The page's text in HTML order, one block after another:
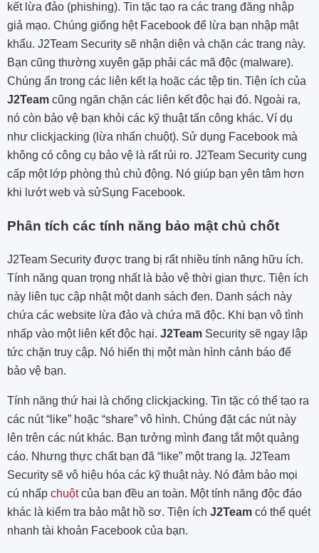
kết lừa đảo (phishing). Tin tặc tạo ra các trang đăng nhập
giả mạo. Chúng giống hệt Facebook để lừa bạn nhập mật
khẩu. J2Team Security sẽ nhận diện và chặn các trang này.
Bạn cũng thường xuyên gặp phải các mã độc (malware).
Chúng ẩn trong các liên kết lạ hoặc các tệp tin. Tiện ích của
J2Team cũng ngăn chặn các liên kết độc hại đó. Ngoài ra,
nó còn bảo vệ bạn khỏi các kỹ thuật tấn công khác. Ví dụ
như clickjacking (lừa nhấn chuột). Sử dụng Facebook mà
không có công cụ bảo vệ là rất rủi ro. J2Team Security cung
cấp một lớp phòng thủ chủ động. Nó giúp bạn yên tâm hơn
khi lướt web và sửSụng Facebook.
Phân tích các tính năng bảo mật chủ chốt
J2Team Security được trang bị rất nhiều tính năng hữu ích.
Tính năng quan trọng nhất là bảo vệ thời gian thực. Tiện ích
này liên tục cập nhật một danh sách đen. Danh sách này
chứa các website lừa đảo và chứa mã độc. Khi bạn vô tình
nhấp vào một liên kết độc hại. J2Team Security sẽ ngay lập
tức chặn truy cập. Nó hiển thị một màn hình cảnh báo để
bảo vệ bạn.
Tính năng thứ hai là chống clickjacking. Tin tặc có thể tạo ra
các nút “like” hoặc “share” vô hình. Chúng đặt các nút này
lên trên các nút khác. Bạn tưởng mình đang tắt một quảng
cáo. Nhưng thực chất bạn đã “like” một trang lạ. J2Team
Security sẽ vô hiệu hóa các kỹ thuật này. Nó đảm bảo mọi
cú nhấp chuộtcủa bạn đều an toàn. Một tính năng độc đáo
khác là kiểm tra bảo mật hồ sơ. Tiện ích J2Team có thể quét
nhanh tài khoản Facebook của bạn.